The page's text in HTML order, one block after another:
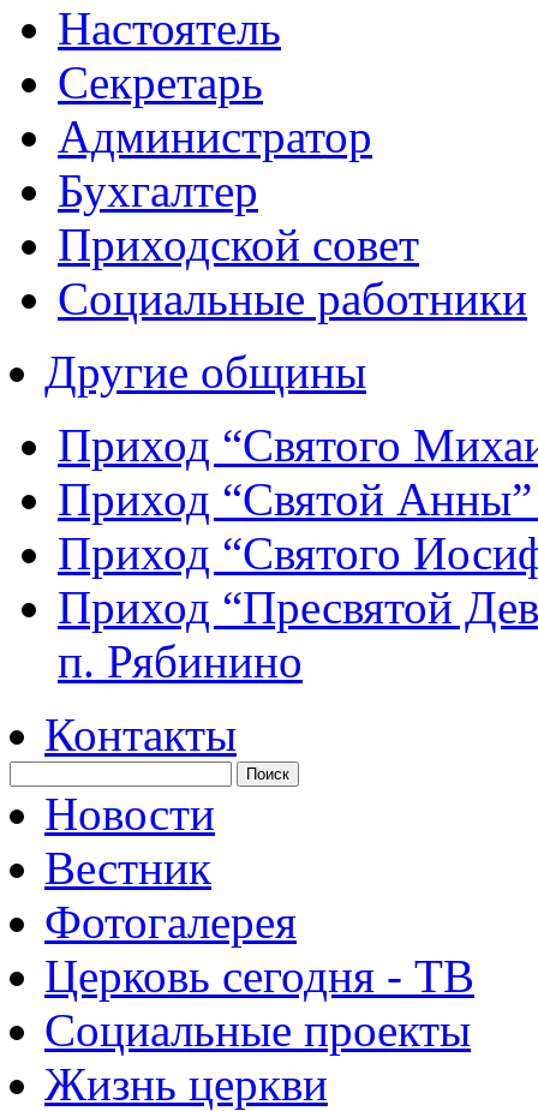
Настоятель
Секретарь
Администратор
Бухгалтер
Приходской совет
Социальные работники
Другие общины
Приход “Святого
Приход “Святой
Приход “Святого
Приход “Пресвятой
п. Рябинино
Контакты
Новости
Вестник
Фотогалерея
Церковь сегодня - ТВ
Социальные проекты
Жизнь церкви